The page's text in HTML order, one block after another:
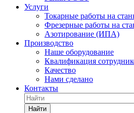
Услуги
Токарные работы на
Фрезерные работы на
Азотирование (ИПА)
Производство
Наше оборудование
Квалификация
Качество
Нами сделано
Контакты
Найти